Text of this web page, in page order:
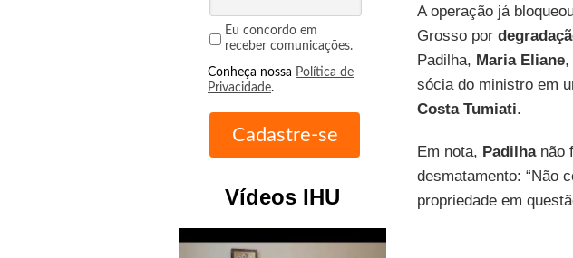
Eu concordo em
receber comunicações.
Conheça nossa Política de
Privacidade.
Vídeos IHU
A operação já
Grosso por
Padilha, Maria Eliane,
sócia do ministro em
Costa Tumiati.
Em nota, Padilhanão
desmatamento: “Não
propriedade em